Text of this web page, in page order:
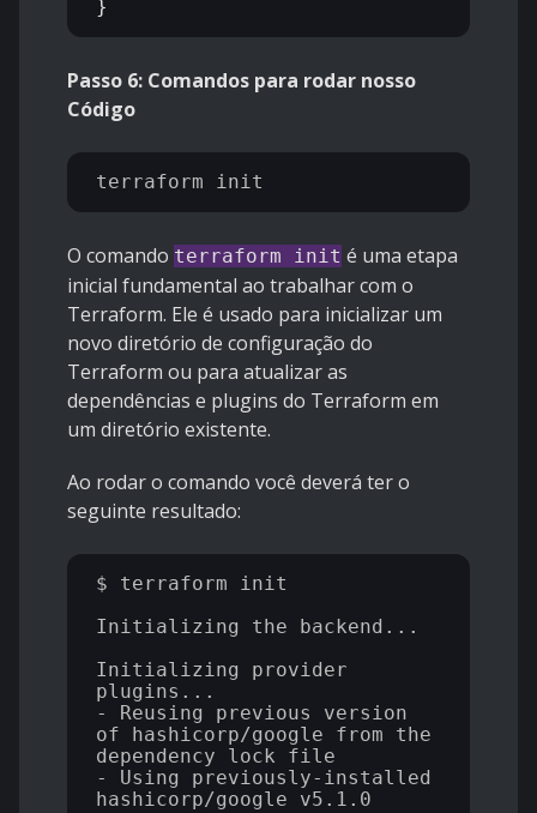
Passo 6: Comandos para rodar nosso
Código
O comando terraform init é uma etapa
inicial fundamental ao trabalhar com o
Terraform. Ele é usado para inicializar um
novo diretório de configuração do
Terraform ou para atualizar as
dependências e plugins do Terraform em
um diretório existente.
Ao rodar o comando você deverá ter o
seguinte resultado:
$ terraform init
Initializing the backend...
Initializing provider
plugins...
- Reusing previous version
of hashicorp/google from the
dependency lock file
- Using previously-installed
hashicorp/google v5.1.0